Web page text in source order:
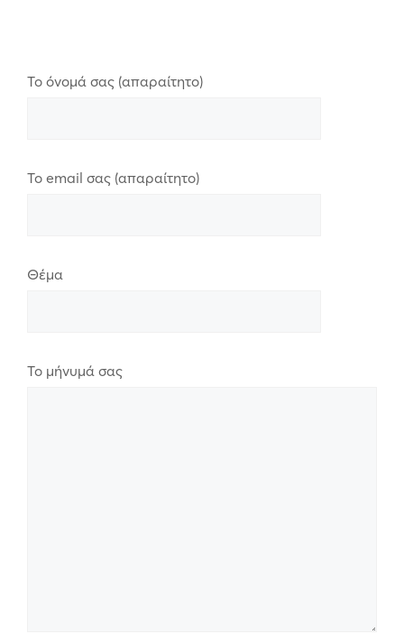
Το όνομά σας (απαραίτητο)
Το email σας (απαραίτητο)
Θέμα
Το μήνυμά σας